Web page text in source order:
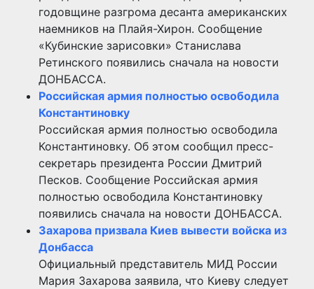
годовщине разгрома десанта американских
наемников на Плайя-Хирон. Сообщение
«Кубинские зарисовки» Станислава
Ретинского появились сначала на новости
ДОНБАССА.
Российская армия полностью освободила
Константиновку
Российская армия полностью освободила
Константиновку. Об этом сообщил пресс-
секретарь президента России Дмитрий
Песков. Сообщение Российская армия
полностью освободила Константиновку
появились сначала на новости ДОНБАССА.
Захарова призвала Киев вывести войска из
Донбасса
Официальный представитель МИД России
Мария Захарова заявила, что Киеву следует